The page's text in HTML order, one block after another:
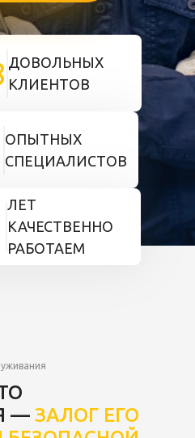
ДОВОЛЬНЫХ
КЛИЕНТОВ
ОПЫТНЫХ
СПЕЦИАЛИСТОВ
ЛЕТ
КАЧЕСТВЕННО
РАБОТАЕМ
— ЗАЛОГ ЕГО